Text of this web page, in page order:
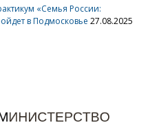
«Семья России:
в Подмосковье 27.08.2025